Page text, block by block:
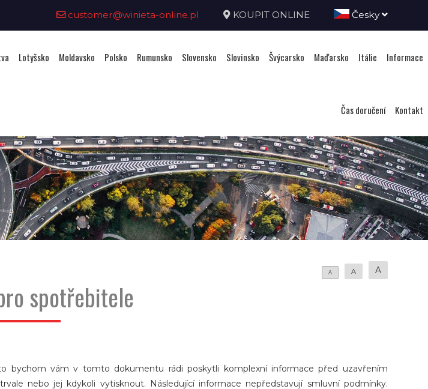
customer@winieta-online.pl KOUPIT ONLINE Česky
Lotyšsko Moldavsko Polsko Rumunsko Slovensko Slovinsko Švýcarsko Maďarsko Itálie Informace
Čas doručení Kontakt
A A A
spotřebitele
bychom vám v tomto dokumentu rádi poskytli komplexní informace před uzavřením
nebo jej kdykoli vytisknout. Následující informace nepředstavují smluvní podmínky.